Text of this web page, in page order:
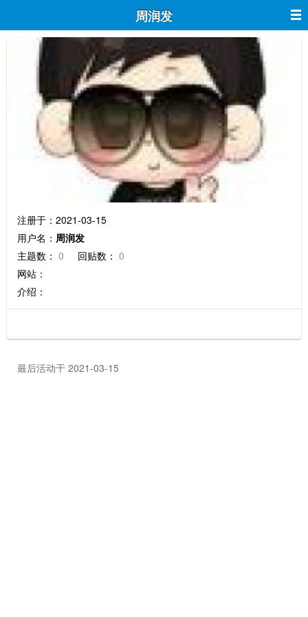
周润发
注册于：2021-03-15
用户名： 周润发
主题数： 0 回贴数： 0
网站：
介绍：
最后活动于 2021-03-15